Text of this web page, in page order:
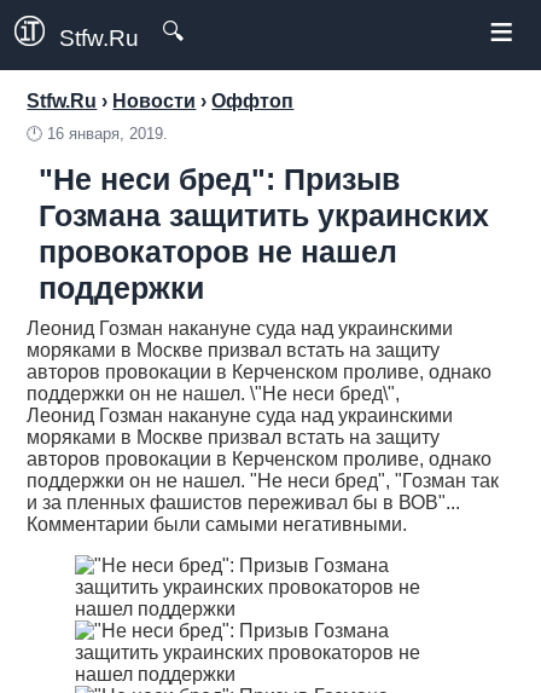
Stfw.Ru 🔍 ≡
Stfw.Ru › Новости ›Оффтоп
🕛 16 января, 2019.
"Не неси бред": Призыв
Гозмана защитить украинских
провокаторов не нашел
поддержки
Леонид Гозман накануне суда над украинскими
моряками в Москве призвал встать на защиту
авторов провокации в Керченском проливе, однако
поддержки он не нашел. \"Не неси бред\",
Леонид Гозман накануне суда над украинскими
моряками в Москве призвал встать на защиту
авторов провокации в Керченском проливе, однако
поддержки он не нашел. "Не неси бред", "Гозман так
и за пленных фашистов переживал бы в ВОВ"...
Комментарии были самыми негативными.